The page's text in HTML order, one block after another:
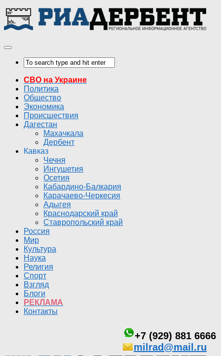
СВО на Украине
Политика
Общество
Экономика
Происшествия
Дагестан
Махачкала
Дербент
Кавказ
Чечня
Ингушетия
Осетия
Кабардино-Балкария
Карачаево-Черкесия
Адыгея
Краснодарский край
Ставропольский край
Россия
Мир
Культура
Наука
Религия
Спорт
Взгляд
Блоги
РЕКЛАМА
Контакты
+7 (929) 881 6666
milrad@mail.ru